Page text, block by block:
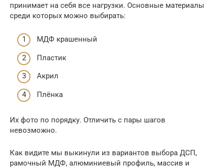
принимает на себя все нагрузки. Основные материалы
среди которых можно выбирать:
МДФ крашенный
Пластик
Акрил
Плёнка
Их фото по порядку. Отличить с пары шагов
невозможно.
Как видите мы выкинули из вариантов выбора ДСП,
рамочный МДФ, алюминиевый профиль, массив и